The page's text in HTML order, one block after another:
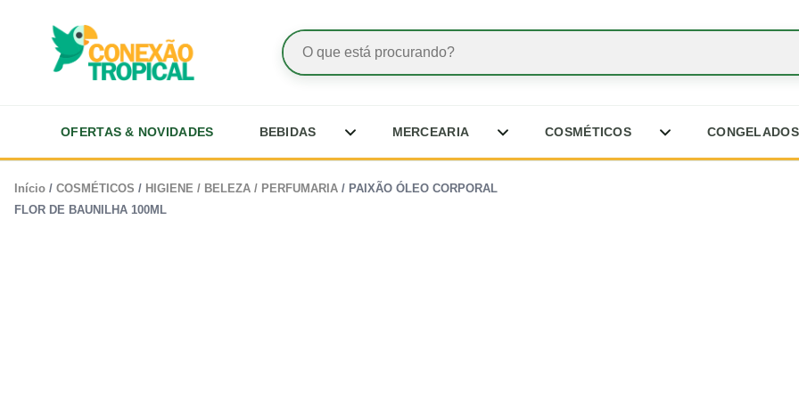
Pesquisar
produtos
OFERTAS & NOVIDADES BEBIDAS Abrir subcategorias de Bebidas
MERCEARIA Abrir subcategorias de Mercearia
COSMÉTICOS Abrir subcategorias
CONGELADOS
paraInício / COSMÉTICOS / HIGIENE / BELEZA / PERFUMARIA / PAIXÃO ÓLEO CORPORAL
FLOR DE BAUNILHA 100ML